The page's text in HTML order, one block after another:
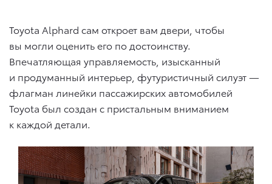
Toyota Alphard сам откроет вам двери, чтобы
вы могли оценить его по достоинству.
Впечатляющая управляемость, изысканный
и продуманный интерьер, футуристичный силуэт —
флагман линейки пассажирских автомобилей
Toyota был создан с пристальным вниманием
к каждой детали.